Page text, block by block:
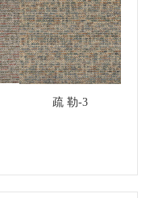
疏 勒-3